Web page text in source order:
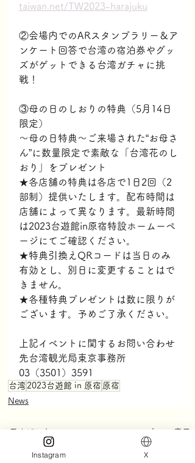
taiwan.net/TW2023-harajuku
②会場内でのARスタンプラリー＆ア
ンケート回答で台湾の宿泊券やグッ
ズがゲットできる台湾ガチャに挑
戦！
③母の日のしおりの特典（5月14日
限定）
〜母の日特典～ご来場された“お母さ
ん”に数量限定で素敵な「台湾花のし
おり」をプレゼント
★各店舗の特典は各店で1日2回（2
部制）提供いたします。配布時間は
店舗によって異なります。最新時間
は2023台遊館in原宿特設ホームーペ
ージにてご確認ください。
★特典引換えQRコードは当日のみ
有効とし、別日に変更することはで
きません。
★各種特典プレゼントは数に限りが
ございます。予めご了承ください。
上記イベントに関するお問い合わせ
先台湾観光局東京事務所
03（3501）3591
台湾 2023台遊館 in 原宿 原宿
News
最新記事 すべて表示
Instagram X